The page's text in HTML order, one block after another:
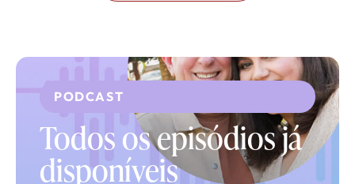
PODCAST
Todos os episódios já
disponíveis